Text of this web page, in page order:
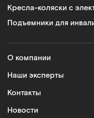
Кресла-коляски с
Подъемники для
О компании
Наши эксперты
Контакты
Новости